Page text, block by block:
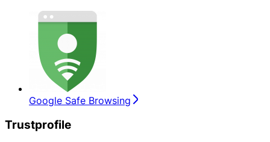
Google Safe Browsing
Trustprofile